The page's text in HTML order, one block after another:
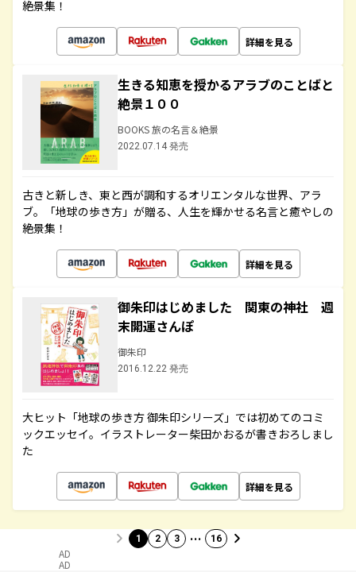
絶景集！
詳細を見る
生きる知恵を授かるアラブのことばと
絶景１００
BOOKS 旅の名言＆絶景
2022.07.14 発売
古きと新しき、東と西が調和するオリエンタルな世界、アラ
ブ。「地球の歩き方」が贈る、人生を輝かせる名言と癒やしの
絶景集！
詳細を見る
御朱印はじめました 関東の神社 週
末開運さんぽ
御朱印
2016.12.22 発売
大ヒット「地球の歩き方 御朱印シリーズ」では初めてのコミ
ックエッセイ。イラストレーター柴田かおるが書きおろしまし
た
詳細を見る
1 2 3 … 16
AD
AD